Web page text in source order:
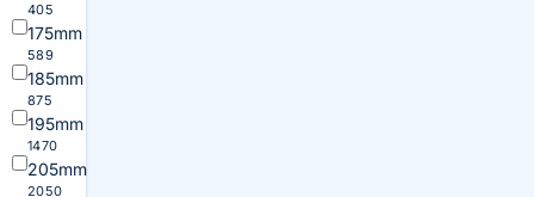
405
175mm
589
185mm
875
195mm
1470
205mm
2050